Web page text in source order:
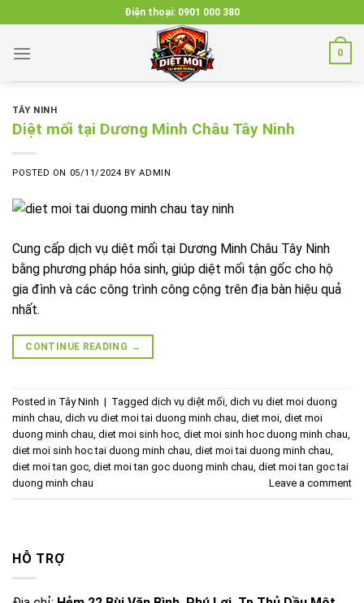
to
content
Điện thoại: 0901 000 380
0
TÂY NINH
Diệt mối tại Dương Minh Châu Tây Ninh
POSTED ON 05/11/2024 BYADMIN
Cung cấp dịch vụ diệt mối tại Dương Minh Châu Tây Ninh
bằng phương pháp hóa sinh, giúp diệt mối tận gốc cho hộ
gia đình và các công trình công cộng trên địa bàn hiệu quả
nhất.
CONTINUE READING →
Posted in Tây Ninh | Tagged dịch vụ diệt mối, dich vu diet moi duong
minh chau, dich vu diet moi tai duong minh chau, diet moi, diet moi
duong minh chau, diet moi sinh hoc, diet moi sinh hoc duong minh chau,
diet moi sinh hoc tai duong minh chau, diet moi tai duong minh chau,
diet moi tan goc, diet moi tan goc duong minh chau, diet moi tan goc tai
duong minh chau
Leave a comment
HỖ TRỢ